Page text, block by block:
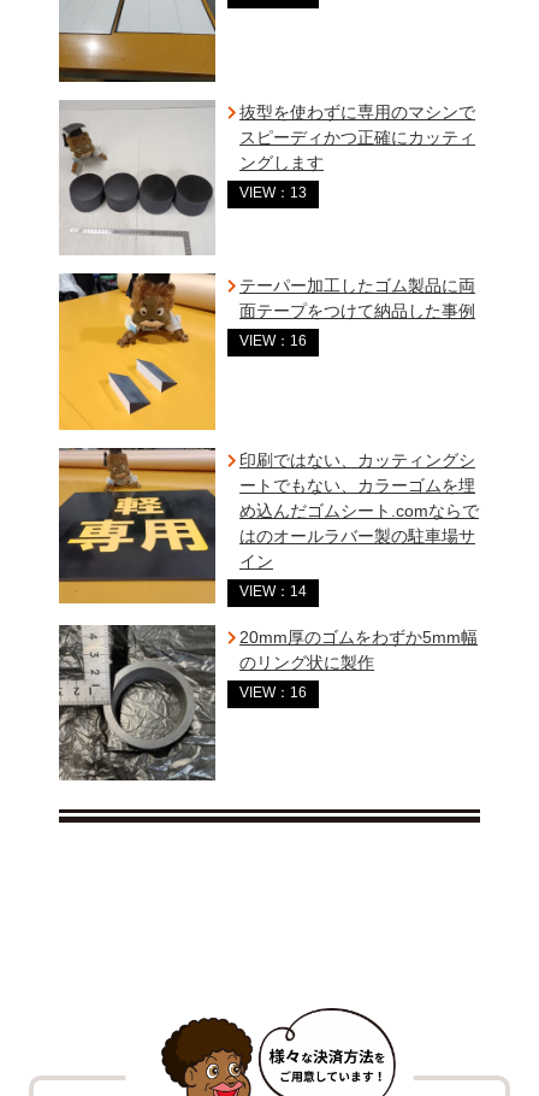
抜型を使わずに専用のマシンで
スピーディかつ正確にカッティ
ングします
VIEW：13
テーパー加工したゴム製品に両
面テープをつけて納品した事例
VIEW：16
印刷ではない、カッティングシ
ートでもない、カラーゴムを埋
め込んだゴムシート.comならで
はのオールラバー製の駐車場サ
イン
VIEW：14
20mm厚のゴムをわずか5mm幅
のリング状に製作
VIEW：16